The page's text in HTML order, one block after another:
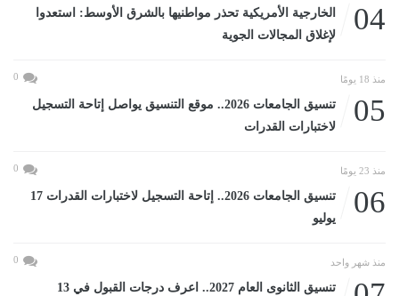
04
الخارجية الأمريكية تحذر مواطنيها بالشرق الأوسط: استعدوا
لإغلاق المجالات الجوية
منذ 18 يومًا 0
05
تنسيق الجامعات 2026.. موقع التنسيق يواصل إتاحة التسجيل
لاختبارات القدرات
منذ 23 يومًا 0
06
تنسيق الجامعات 2026.. إتاحة التسجيل لاختبارات القدرات 17
يوليو
منذ شهر واحد 0
تنسيق الثانوى العام 2027.. اعرف درجات القبول في 13